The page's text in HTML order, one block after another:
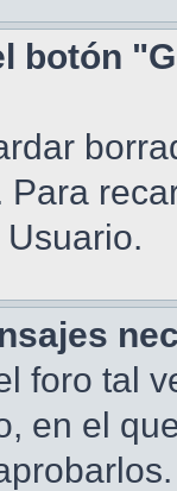
botón
foro tal
en el